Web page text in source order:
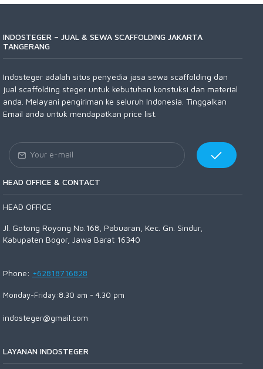
INDOSTEGER – JUAL & SEWA SCAFFOLDING JAKARTA
TANGERANG
Indosteger adalah situs penyedia jasa sewa scaffolding dan
jual scaffolding steger untuk kebutuhan konstuksi dan material
anda. Melayani pengiriman ke seluruh Indonesia. Tinggalkan
Email anda untuk mendapatkan price list.
HEAD OFFICE & CONTACT
HEAD OFFICE
Jl. Gotong Royong No.168, Pabuaran, Kec. Gn. Sindur,
Kabupaten Bogor, Jawa Barat 16340
Phone: +62818716828
Monday-Friday:8.30 am - 4.30 pm
indosteger@gmail.com
LAYANAN INDOSTEGER